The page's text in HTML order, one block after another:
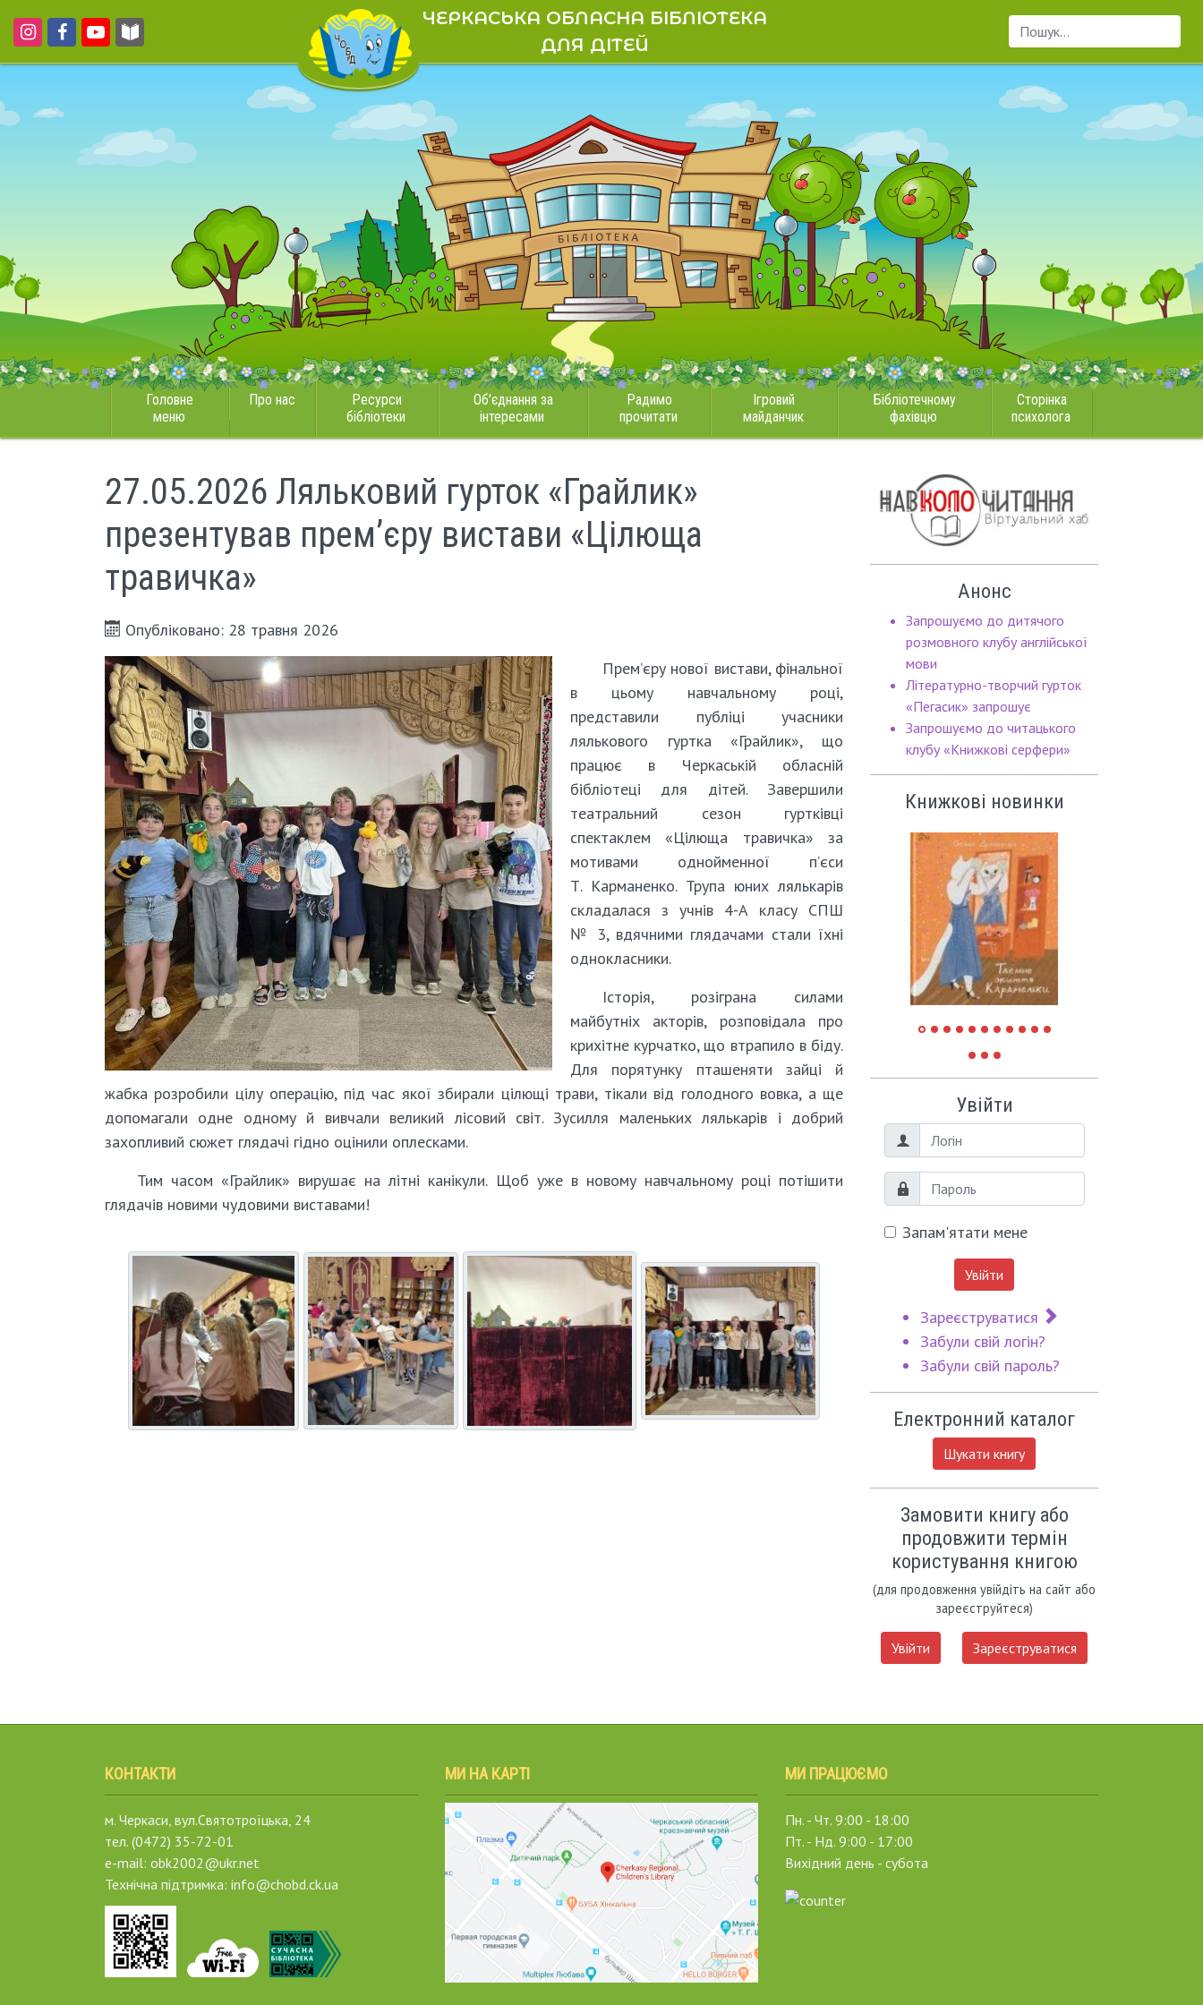
ЧЕРКАСЬКА ОБЛАСНА БІБЛІОТЕКА
ДЛЯ ДІТЕЙ
Пошук...
Головне
меню
Про нас
Ресурси
бібліотеки
Об'єднання за
інтересами
Радимо
прочитати
Ігровий
майданчик
Бібліотечному
фахівцю
Сторінка
психолога
27.05.2026 Ляльковий гурток «Грайлик»
презентував прем’єру вистави «Цілюща
травичка»
Опубліковано: 28 травня 2026
Прем’єру нової вистави, фінальної
в цьому навчальному році,
представили публіці учасники
лялькового гуртка «Грайлик», що
працює в Черкаській обласній
бібліотеці для дітей. Завершили
театральний сезон гуртківці
спектаклем «Цілюща травичка» за
мотивами однойменної п’єси
Т. Карманенко. Трупа юних лялькарів
складалася з учнів 4-А класу СПШ
№ 3, вдячними глядачами стали їхні
однокласники.
Історія, розіграна силами
майбутніх акторів, розповідала про
крихітне курчатко, що втрапило в біду.
Для порятунку пташеняти зайці й
жабка розробили цілу операцію, під час якої збирали цілющі трави, тікали від голодного вовка, а ще
допомагали одне одному й вивчали великий лісовий світ. Зусилля маленьких лялькарів і добрий
захопливий сюжет глядачі гідно оцінили оплесками.
Тим часом «Грайлик» вирушає на літні канікули. Щоб уже в новому навчальному році потішити
глядачів новими чудовими виставами!
Анонс
Запрошуємо до дитячого
розмовного клубу англійської
мови
Літературно-творчий гурток
«Пегасик» запрошує
Запрошуємо до читацького
клубу «Книжкові серфери»
Книжкові новинки
Увійти
Логін
Пароль
Запам'ятати мене
Увійти
Зареєструватися
Забули свій логін?
Забули свій пароль?
Електронний каталог
Шукати книгу
Замовити книгу або
продовжити термін
користування книгою
(для продовження увійдіть на сайт або
зареєструйтеся)
Увійти Зареєструватися
КОНТАКТИ
м. Черкаси, вул.Святотроїцька, 24
тел. (0472) 35-72-01
e-mail: obk2002@ukr.net
Технічна підтримка: info@chobd.ck.ua
МИ НА КАРТІ МИ ПРАЦЮЄМО
Пн. - Чт. 9:00 - 18:00
Пт. - Нд. 9:00 - 17:00
Вихідний день - субота